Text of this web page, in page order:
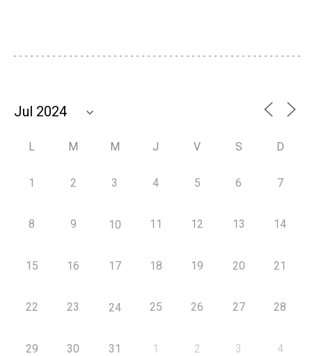
L M M J V S D
1 2 3 4 5 6 7
8 9 10 11 12 13 14
15 16 17 18 19 20 21
22 23 24 25 26 27 28
29 30 31 1 2 3 4